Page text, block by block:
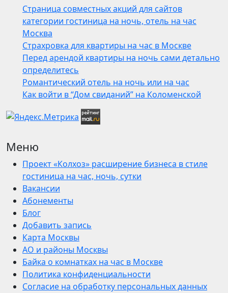
Страница совместных акций для сайтов
категории гостиница на ночь, отель на час
Москва
Страхровка для квартиры на час в Москве
Перед арендой квартиры на ночь сами детально
определитесь
Романтический отель на ночь или на час
Как войти в “Дом свиданий” на Коломенской
Меню
Проект «Колхоз» расширение бизнеса в стиле
гостиница на час, ночь, сутки
Вакансии
Абонементы
Блог
Добавить запись
Карта Москвы
АО и районы Москвы
Байка о комнатках на час в Москве
Политика конфиденциальности
Согласие на обработку персональных данных